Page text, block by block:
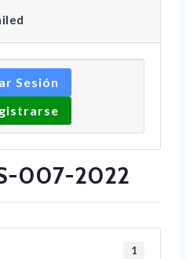
Sesión
007-2022
1